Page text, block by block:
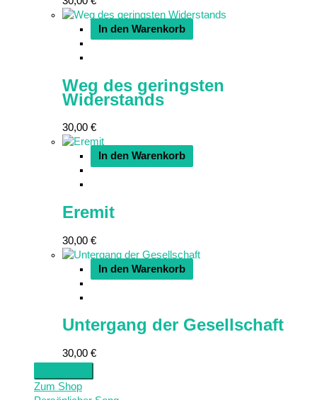
In den Warenkorb
Weg des geringsten
Widerstands
30,00 €
In den Warenkorb
Eremit
30,00 €
In den Warenkorb
Untergang der Gesellschaft
30,00 €
Zum Shop